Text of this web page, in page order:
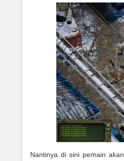
Nantinya di sini pemain